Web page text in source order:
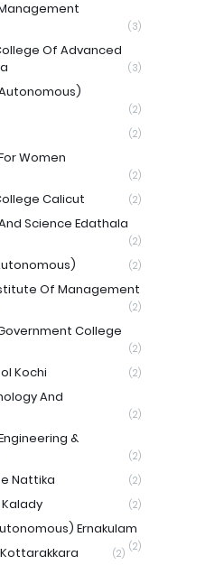
(3)
Of Advanced
(3)
(2)
(2)
Women
(2)
Calicut (2)
Science Edathala
(2)
(2)
Of Management
(2)
College
(2)
Kochi (2)
And
(2)
&
(2)
Nattika (2)
(2)
Ernakulam
(2)
(2)